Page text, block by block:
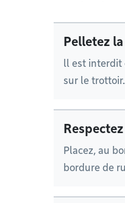
Pelletez
ll est interdit
sur le trottoir.
Placez, au
bordure de